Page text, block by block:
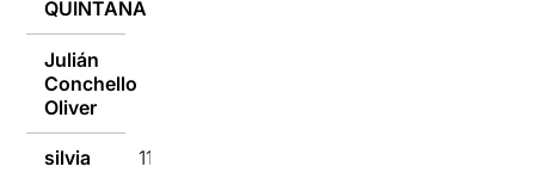
QUINTANA
Julián
Conchello
Oliver
silvia 11/01/2016